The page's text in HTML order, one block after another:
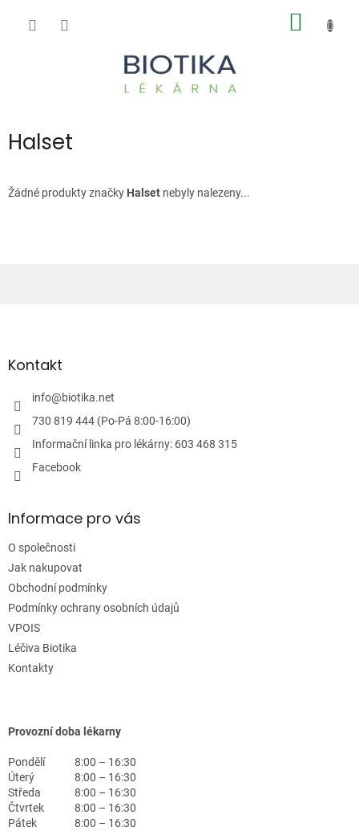
Halset
Žádné produkty značky Halset nebyly nalezeny...
aKontakt
info@biotika.net
730 819 444 (Po-Pá 8:00-16:00)
Informační linka pro lékárny: 603 468 315
Facebook
Informace pro vás
O společnosti
Jak nakupovat
Obchodní podmínky
Podmínky ochrany osobních údajů
VPOIS
Léčiva Biotika
Kontakty
Provozní doba lékarny
Pondělí
8:00 – 16:30
Úterý
8:00 – 16:30
Středa
8:00 – 16:30
Čtvrtek
8:00 – 16:30
Pátek
8:00 – 16:30